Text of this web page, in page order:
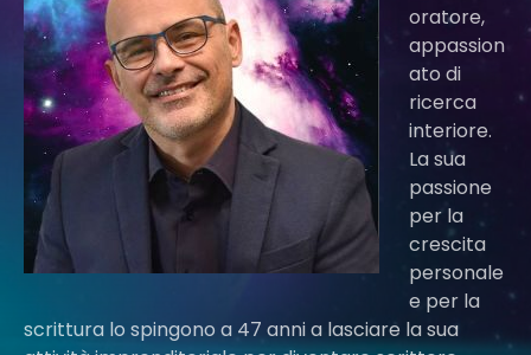
oratore,
appassion
ato di
ricerca
interiore.
La sua
passione
per la
crescita
personale
e per la
scrittura lo spingono a 47 anni a lasciare la sua